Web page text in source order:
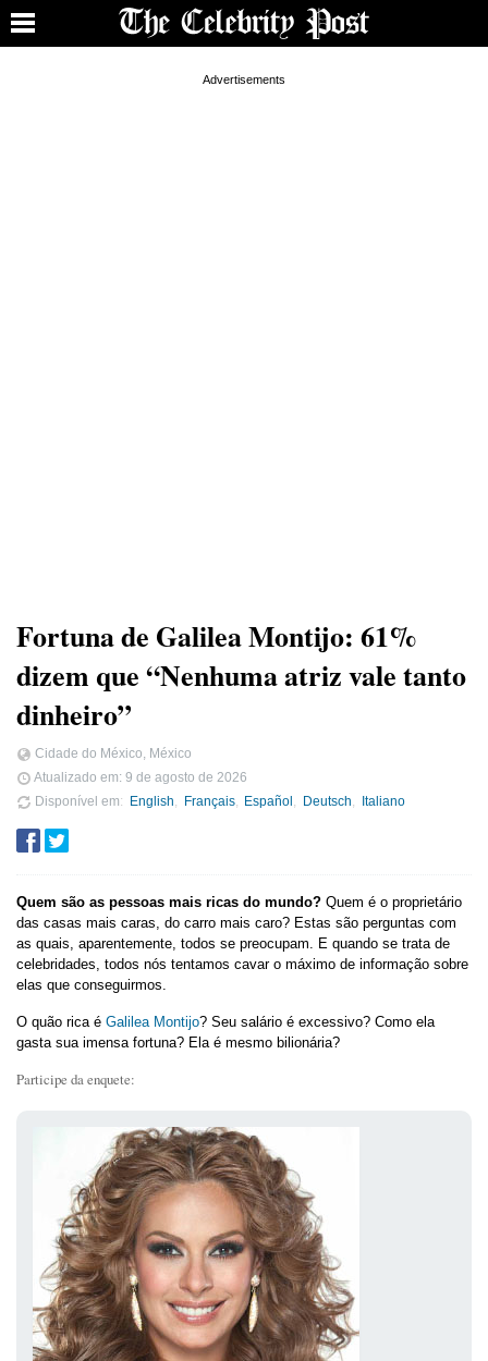
Fortuna de Galilea Montijo: 61%
dizem que “Nenhuma atriz vale tanto
dinheiro”
Cidade do México, México
Atualizado em: 9 de agosto de 2026
Disponível em
English Français Español Deutsch Italiano
Quem são as pessoas mais ricas do mundo? Quem é o proprietário
das casas mais caras, do carro mais caro? Estas são perguntas com
as quais, aparentemente, todos se preocupam. E quando se trata de
celebridades, todos nós tentamos cavar o máximo de informação sobre
elas que conseguirmos.
O quão rica é Galilea Montijo? Seu salário é excessivo? Como ela
gasta sua imensa fortuna? Ela é mesmo bilionária?
Participe da enquete: